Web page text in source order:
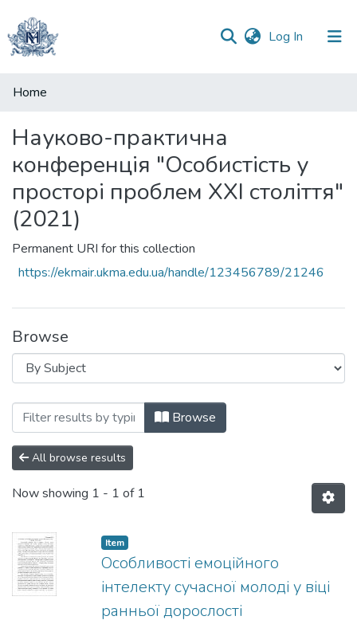
Log In (current)
Communities
Collections
All of DSpace
Home
Науково-практична
конференція "Особистість у
просторі проблем ХХІ століття"
(2021)
Permanent URI for this collection
https://ekmair.ukma.edu.ua/handle/123456789/21246
Browse
Browsing Науково-практична
Browse
All browse results
Now showing 1 - 1 of 1
Item
Особливості емоційного
інтелекту сучасної молоді у віці
ранньої дорослості